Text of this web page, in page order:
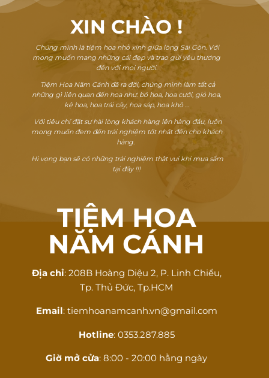
XIN CHÀO!
Chúng mình là tiệm hoa nhỏ xinh giữa lòng Sài Gòn. Với
mong muốn mang những cái đẹp và trao gửi yêu thương
đến với mọi người.
Tiệm Hoa Năm Cánh đã ra đời, chúng mình làm tất cả
những gì liên quan đến hoa như: bó hoa, hoa cưới, giỏ hoa,
kệ hoa, hoa trái cây, hoa sáp, hoa khô ...
Với tiêu chí đặt sự hài lòng khách hàng lên hàng đầu, luôn
mong muốn đem đến trải nghiệm tốt nhất đến cho khách
hàng.
Hi vọng bạn sẽ có những trải nghiệm thật vui khi mua sắm
tại đây !!!
TIỆM HOA
NĂM CÁNH
Địa chỉ: 208B Hoàng Diệu 2, P. Linh Chiểu,
Tp. Thủ Đức, Tp.HCM
Email: tiemhoanamcanh.vn@gmail.com
Hotline: 0353.287.885
Giờ mở cửa: 8:00 - 20:00 hằng ngày